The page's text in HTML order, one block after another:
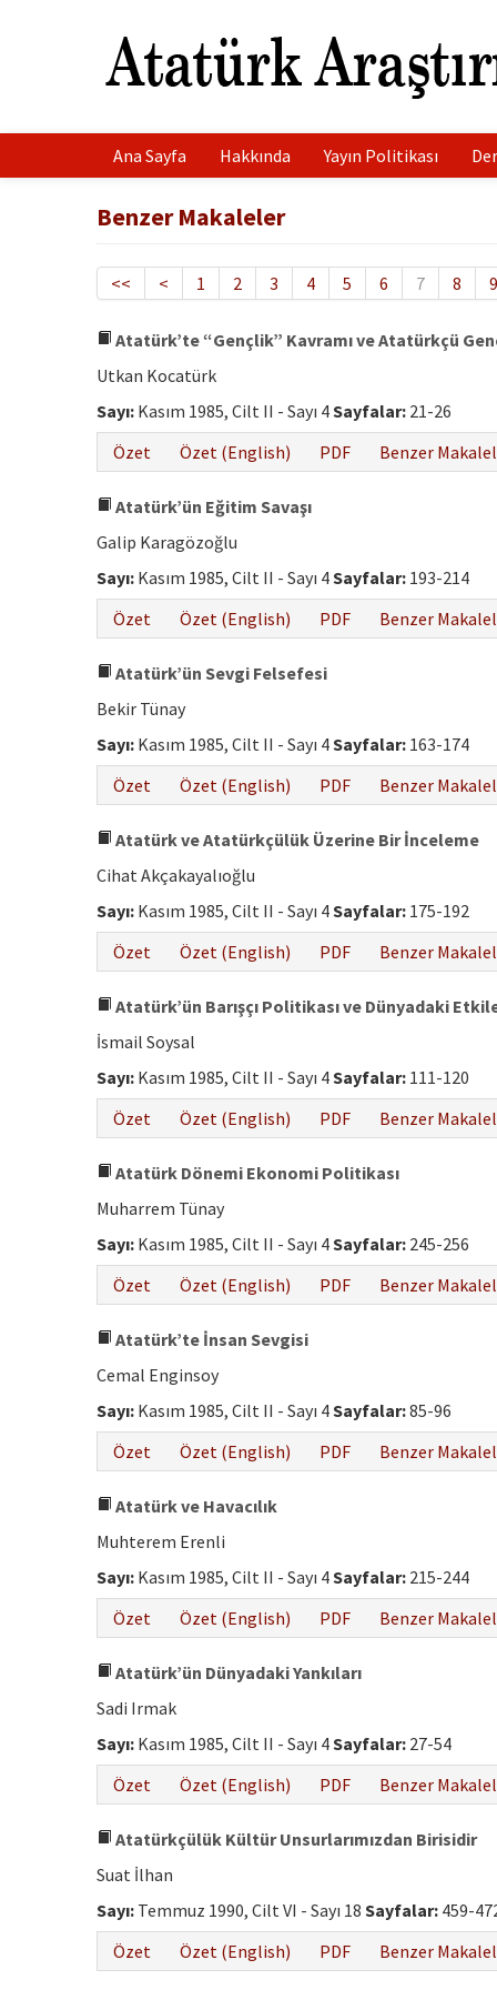
Ana Sayfa Hakkında Yayın Politikası
Benzer Makaleler
<< < 1 2 3 4 5 6 7 8 9
Atatürk’te “Gençlik” Kavramı ve Atatürkçü
Utkan Kocatürk
Sayı: Kasım 1985, Cilt II - Sayı 4Sayfalar: 21-26
Özet
Özet (English) PDF Benzer
Atatürk’ün Eğitim Savaşı
Galip Karagözoğlu
Sayı: Kasım 1985, Cilt II - Sayı 4Sayfalar: 193-214
Özet
Özet (English) PDF Benzer
Atatürk’ün Sevgi Felsefesi
Bekir Tünay
Sayı: Kasım 1985, Cilt II - Sayı 4Sayfalar: 163-174
Özet
Özet (English) PDF Benzer
Atatürk ve Atatürkçülük Üzerine Bir İnceleme
Cihat Akçakayalıoğlu
Sayı: Kasım 1985, Cilt II - Sayı 4Sayfalar: 175-192
Özet
Özet (English) PDF Benzer
Atatürk’ün Barışçı Politikası ve Dünyadaki
İsmail Soysal
Sayı: Kasım 1985, Cilt II - Sayı 4Sayfalar: 111-120
Özet
Özet (English) PDF Benzer
Atatürk Dönemi Ekonomi Politikası
Muharrem Tünay
Sayı: Kasım 1985, Cilt II - Sayı 4Sayfalar: 245-256
Özet
Özet (English) PDF Benzer
Atatürk’te İnsan Sevgisi
Cemal Enginsoy
Sayı: Kasım 1985, Cilt II - Sayı 4Sayfalar:85-96
Özet
Özet (English) PDF Benzer
Atatürk ve Havacılık
Muhterem Erenli
Sayı: Kasım 1985, Cilt II - Sayı 4Sayfalar: 215-244
Özet
Özet (English) PDF Benzer
Atatürk’ün Dünyadaki Yankıları
Sadi Irmak
Sayı: Kasım 1985, Cilt II - Sayı 4Sayfalar: 27-54
Özet
Özet (English) PDF Benzer
Atatürkçülük Kültür Unsurlarımızdan Birisidir
Suat İlhan
Sayı: Temmuz 1990, Cilt VI - Sayı 18 Sayfalar: 459-
Özet
Özet (English) PDF Benzer